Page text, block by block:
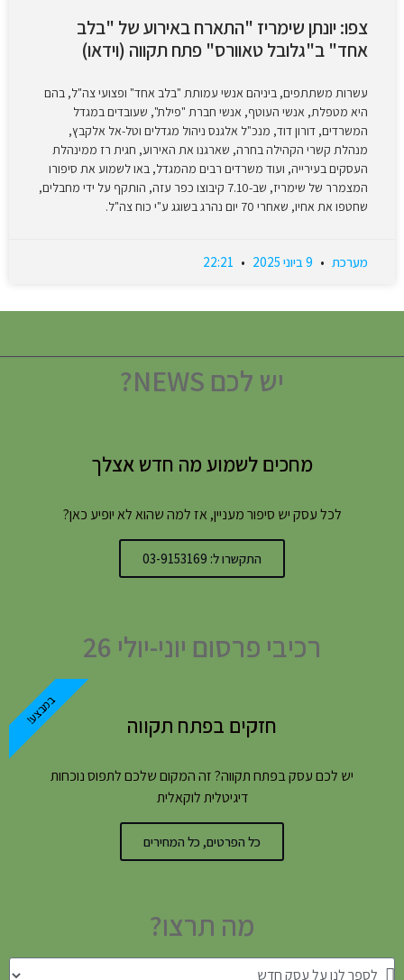
צפו: יונתן שימריז "התארח באירוע של "בלב
אחד" ב"גלובל טאוורס" פתח תקווה (וידאו)
עשרות משתתפים, ביניהם אנשי עמותת "בלב אחד" ופצועי צה"ל, בהם
היא מטפלת, אנשי העוטף, אנשי חברת "פילת", שעובדים במגדל
המשרדים, דורון דוד, מנכ"ל אלגנס ניהול מגדלים וטל-אל אלקבץ,
מנהלת קשרי הקהילה בחרה, שארגנו את האירוע, חגית רז ממינהלת
העסקים בעירייה, ועוד משרדים רבים מהמגדל, באו לשמוע את סיפורו
המצמרר של שימריז, שב-7.10 קיבוצו כפר עזה, הותקף על ידי מחבלים,
שחטפו את אחיו, שאחרי 70 יום נהרג בשוגג ע"י כוח צה"ל.
מערכת
יש לכם NEWS?
מחכים לשמוע מה חדש אצלך
לכל עסק יש סיפור מעניין, אז למה שהוא לא יופיע כאן?
התקשרו ל: 03-9153169
רכיבי פרסום יוני-יולי 26
חזקים בפתח תקווה
יש לכם עסק בפתח תקווה? זה המקום שלכם לתפוס נוכחות
דיגיטלית לוקאלית
כל הפרטים, כל המחירים
במבצע!
מה תרצו?